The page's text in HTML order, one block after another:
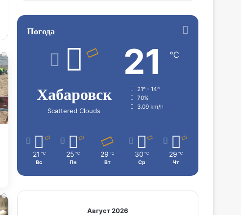
i
i
Погода
Хабаровск
Scattered Clouds
21 ℃
21º - 14º
70%
3.09 km/h
21 ℃
Вс
25 ℃
Пн
29 ℃
Вт
30 ℃
Ср
29 ℃
Чт
Август 2026